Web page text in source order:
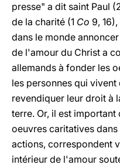
presse" a dit saint Paul
de la charité (1 Co 9,
dans le monde
de l'amour du Christ a
allemands à fonder les
les personnes qui vivent
revendiquer leur droit à
terre. Or, il est
oeuvres caritatives
actions, correspondent
intérieur de l'amour